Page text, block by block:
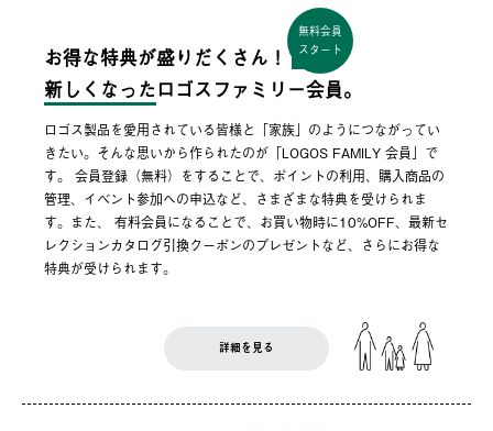
お得な特典が盛りだくさん！
無料会員
スタート
新しくなった ロゴスファミリー会員。
ロゴス製品を愛用されている皆様と「家族」のようにつながってい
きたい。そんな思いから作られたのが「LOGOS FAMILY 会員」で
す。 会員登録（無料）をすることで、ポイントの利用、購入商品の
管理、イベント参加への申込など、さまざまな特典を受けられま
す。また、 有料会員になることで、お買い物時に10%OFF、最新セ
レクションカタログ引換クーポンのプレゼントなど、さらにお得な
特典が受けられます。
詳細を見る